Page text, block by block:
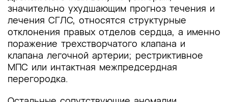
значительно ухудшающим прогноз течения и
лечения СГЛС, относятся структурные
отклонения правых отделов сердца, а именно
поражение трехстворчатого клапана и
клапана легочной артерии; рестриктивное
МПС или интактная межпредсердная
перегородка.